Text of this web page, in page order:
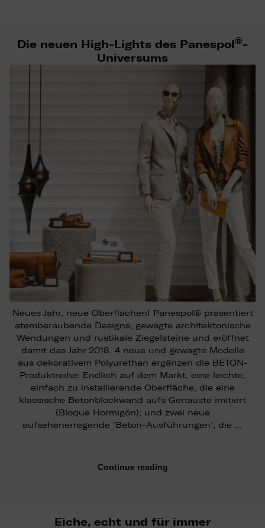
Die neuen High-Lights des Panespol®-
Universums
Neues Jahr, neue Oberflächen! Panespol® präsentiert
atemberaubende Designs, gewagte architektonische
Wendungen und rustikale Ziegelsteine und eröffnet
damit das Jahr 2018. 4 neue und gewagte Modelle
aus dekorativem Polyurethan ergänzen die BETON-
Produktreihe: Endlich auf dem Markt, eine leichte,
einfach zu installierende Oberfläche, die eine
klassische Betonblockwand aufs Genauste imitiert
(Bloque Hormigón); und zwei neue
aufsehenerregende ‘Beton-Ausführungen’, die …
Continue reading
Eiche, echt und für immer